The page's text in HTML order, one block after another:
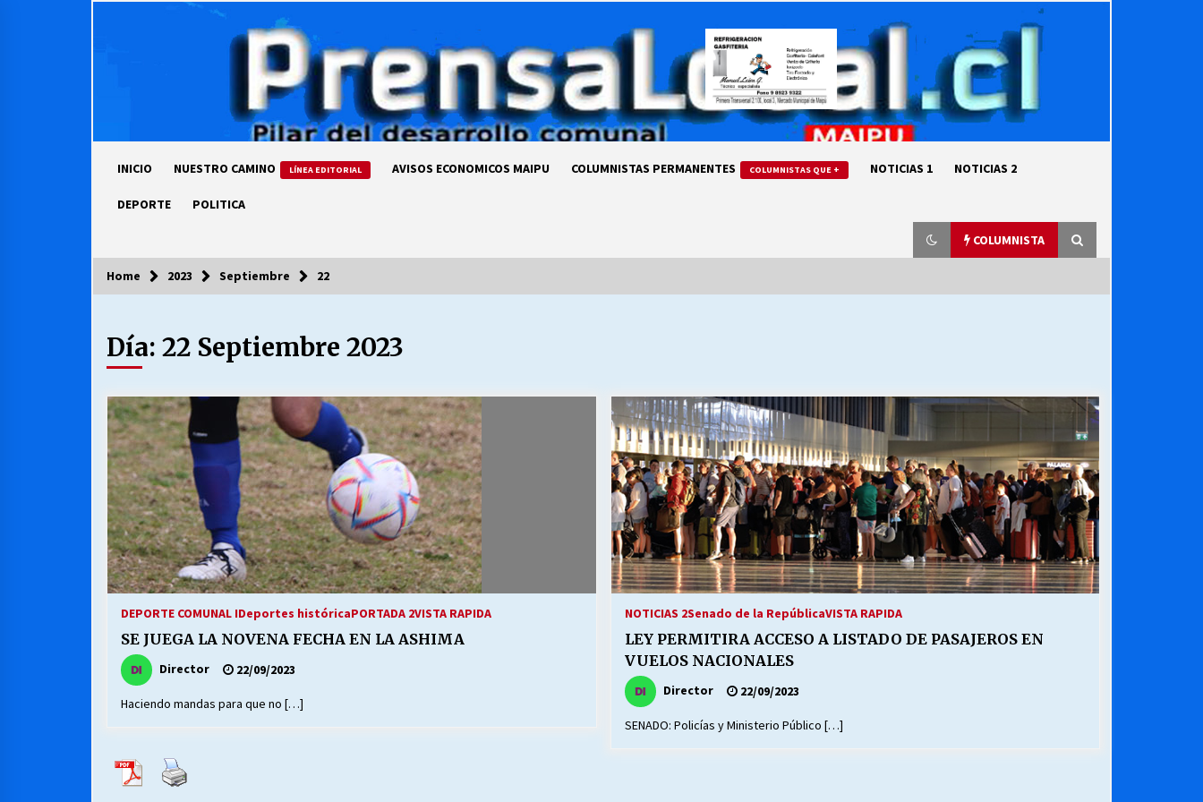
INICIO NUESTRO CAMINO LÍNEA EDITORIAL AVISOS ECONOMICOS MAIPU COLUMNISTAS PERMANENTES COLUMNISTAS QUE + NOTICIAS 1 NOTICIAS 2
DEPORTE POLITICA
COLUMNISTA
COLUMNISTA
Ya se ordenaron las cuentas de
luz… ¿Y cuándo van a bajar?
MUNICIPALIDAD, TRABAJADORES,
CLIMA LABORAL:
13/07/2026
Escuela hospitalaria El Carmen de
25/06/2026
23/06/2026
VOLVER A SER ALTERNATIVA
16/06/2026
MUNICIPALIDADES, HONORARIOS,
28/05/2026
Releyendo la Rerum Novarum a 135
años. “La cuestión social hoy”.
16/05/2026
S.O.S. a los ricos, Save Our Souls
30/04/2026
¿Asesores con doble sueldo? Chile y sus segmentos de la riqueza
Home 2023 Septiembre 22
Día: 22 Septiembre 2023
DEPORTE COMUNAL IDeportes históricaPORTADA 2VISTA RAPIDA
SE JUEGA LA NOVENA FECHA EN LA ASHIMA
Director 22/09/2023
Haciendo mandas para que no […]
NOTICIAS 2Senado de la RepúblicaVISTA RAPIDA
LEY PERMITIRA ACCESO A LISTADO DE PASAJEROS EN
VUELOS NACIONALES
Director 22/09/2023
SENADO: Policías y Ministerio Público […]